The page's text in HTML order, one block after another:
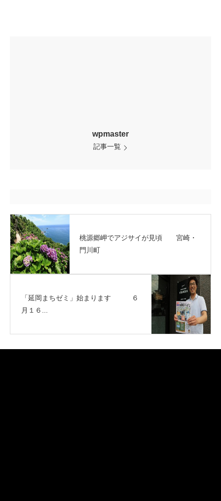
wpmaster
記事一覧
桃源郷岬でアジサイが見頃 宮崎・
門川町
「延岡まちゼミ」始まります ６
月１６...